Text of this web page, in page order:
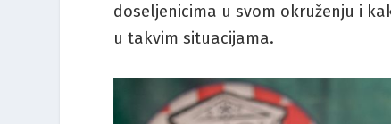
doseljenicima u svom okruženju i
u takvim situacijama.